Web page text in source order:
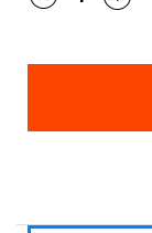
samochodowe